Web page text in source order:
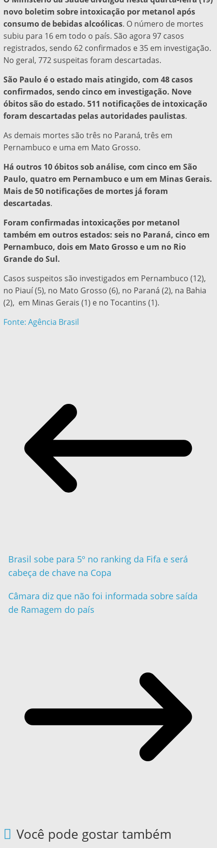
novo boletim sobre intoxicação por metanol após
consumo de bebidas alcoólicas. O número de mortes
subiu para 16 em todo o país. São agora 97 casos
registrados, sendo 62 confirmados e 35 em investigação.
No geral, 772 suspeitas foram descartadas.
São Paulo é o estado mais atingido, com 48 casos
confirmados, sendo cinco em investigação. Nove
óbitos são do estado. 511 notificações de intoxicação
foram descartadas pelas autoridades paulistas.
As demais mortes são três no Paraná, três em
Pernambuco e uma em Mato Grosso.
Há outros 10 óbitos sob análise, com cinco em São
Paulo, quatro em Pernambuco e um em Minas Gerais.
Mais de 50 notificações de mortes já foram
descartadas.
Foram confirmadas intoxicações por metanol
também em outros estados: seis no Paraná, cinco em
Pernambuco, dois em Mato Grosso e um no Rio
Grande do Sul.
Casos suspeitos são investigados em Pernambuco (12),
no Piauí (5), no Mato Grosso (6), no Paraná (2), na Bahia
(2), em Minas Gerais (1) e no Tocantins (1).
Fonte: Agência Brasil
Brasil sobe para 5º no ranking da Fifa e será
cabeça de chave na Copa
Câmara diz que não foi informada sobre saída
de Ramagem do país
Você pode gostar também